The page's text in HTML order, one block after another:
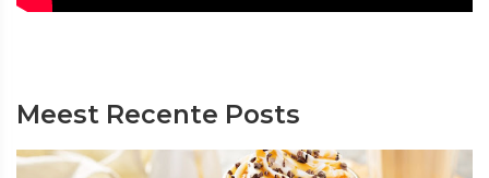
Meest Recente Posts